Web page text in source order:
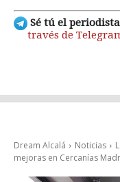
Sé tú el
través de